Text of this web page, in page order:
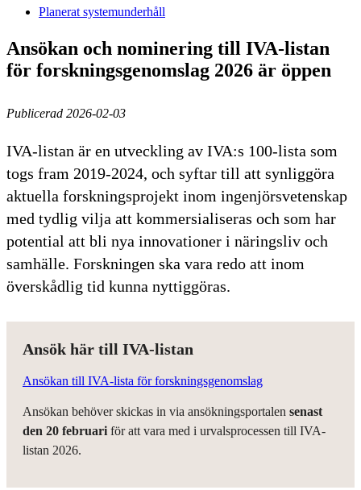
Planerat systemunderhåll
Ansökan och nominering till IVA-listan
för forskningsgenomslag 2026 är öppen
Publicerad 2026-02-03
IVA-listan är en utveckling av IVA:s 100-lista som
togs fram 2019-2024, och syftar till att synliggöra
aktuella forskningsprojekt inom ingenjörsvetenskap
med tydlig vilja att kommersialiseras och som har
potential att bli nya innovationer i näringsliv och
samhälle. Forskningen ska vara redo att inom
överskådlig tid kunna nyttiggöras.
Ansök här till IVA-listan
Ansökan till IVA-lista för forskningsgenomslag
Ansökan behöver skickas in via ansökningsportalen senast
den 20 februari för att vara med i urvalsprocessen till IVA-
listan 2026.